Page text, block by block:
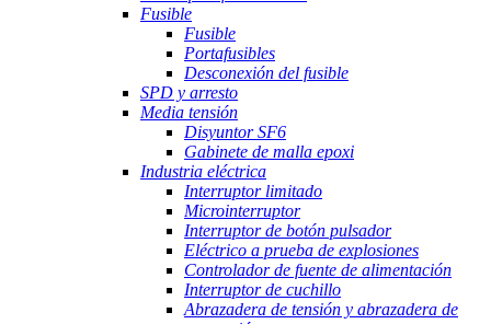
Fusible
Fusible
Portafusibles
Desconexión del fusible
SPD y arresto
Media tensión
Disyuntor SF6
Gabinete de malla epoxi
Industria eléctrica
Interruptor limitado
Microinterruptor
Interruptor de botón pulsador
Eléctrico a prueba de explosiones
Controlador de fuente de alimentación
Interruptor de cuchillo
Abrazadera de tensión y abrazadera de